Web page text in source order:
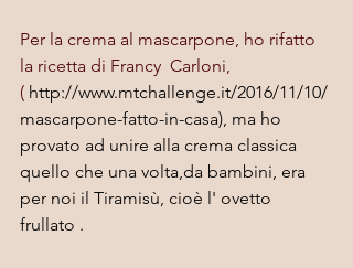
Per la crema al mascarpone, ho rifatto
la ricetta di Francy  Carloni,
( http://www.mtchallenge.it/2016/11/10/
mascarpone-fatto-in-casa), ma ho
provato ad unire alla crema classica
quello che una volta,da bambini, era
per noi il Tiramisù, cioè l' ovetto
frullato .